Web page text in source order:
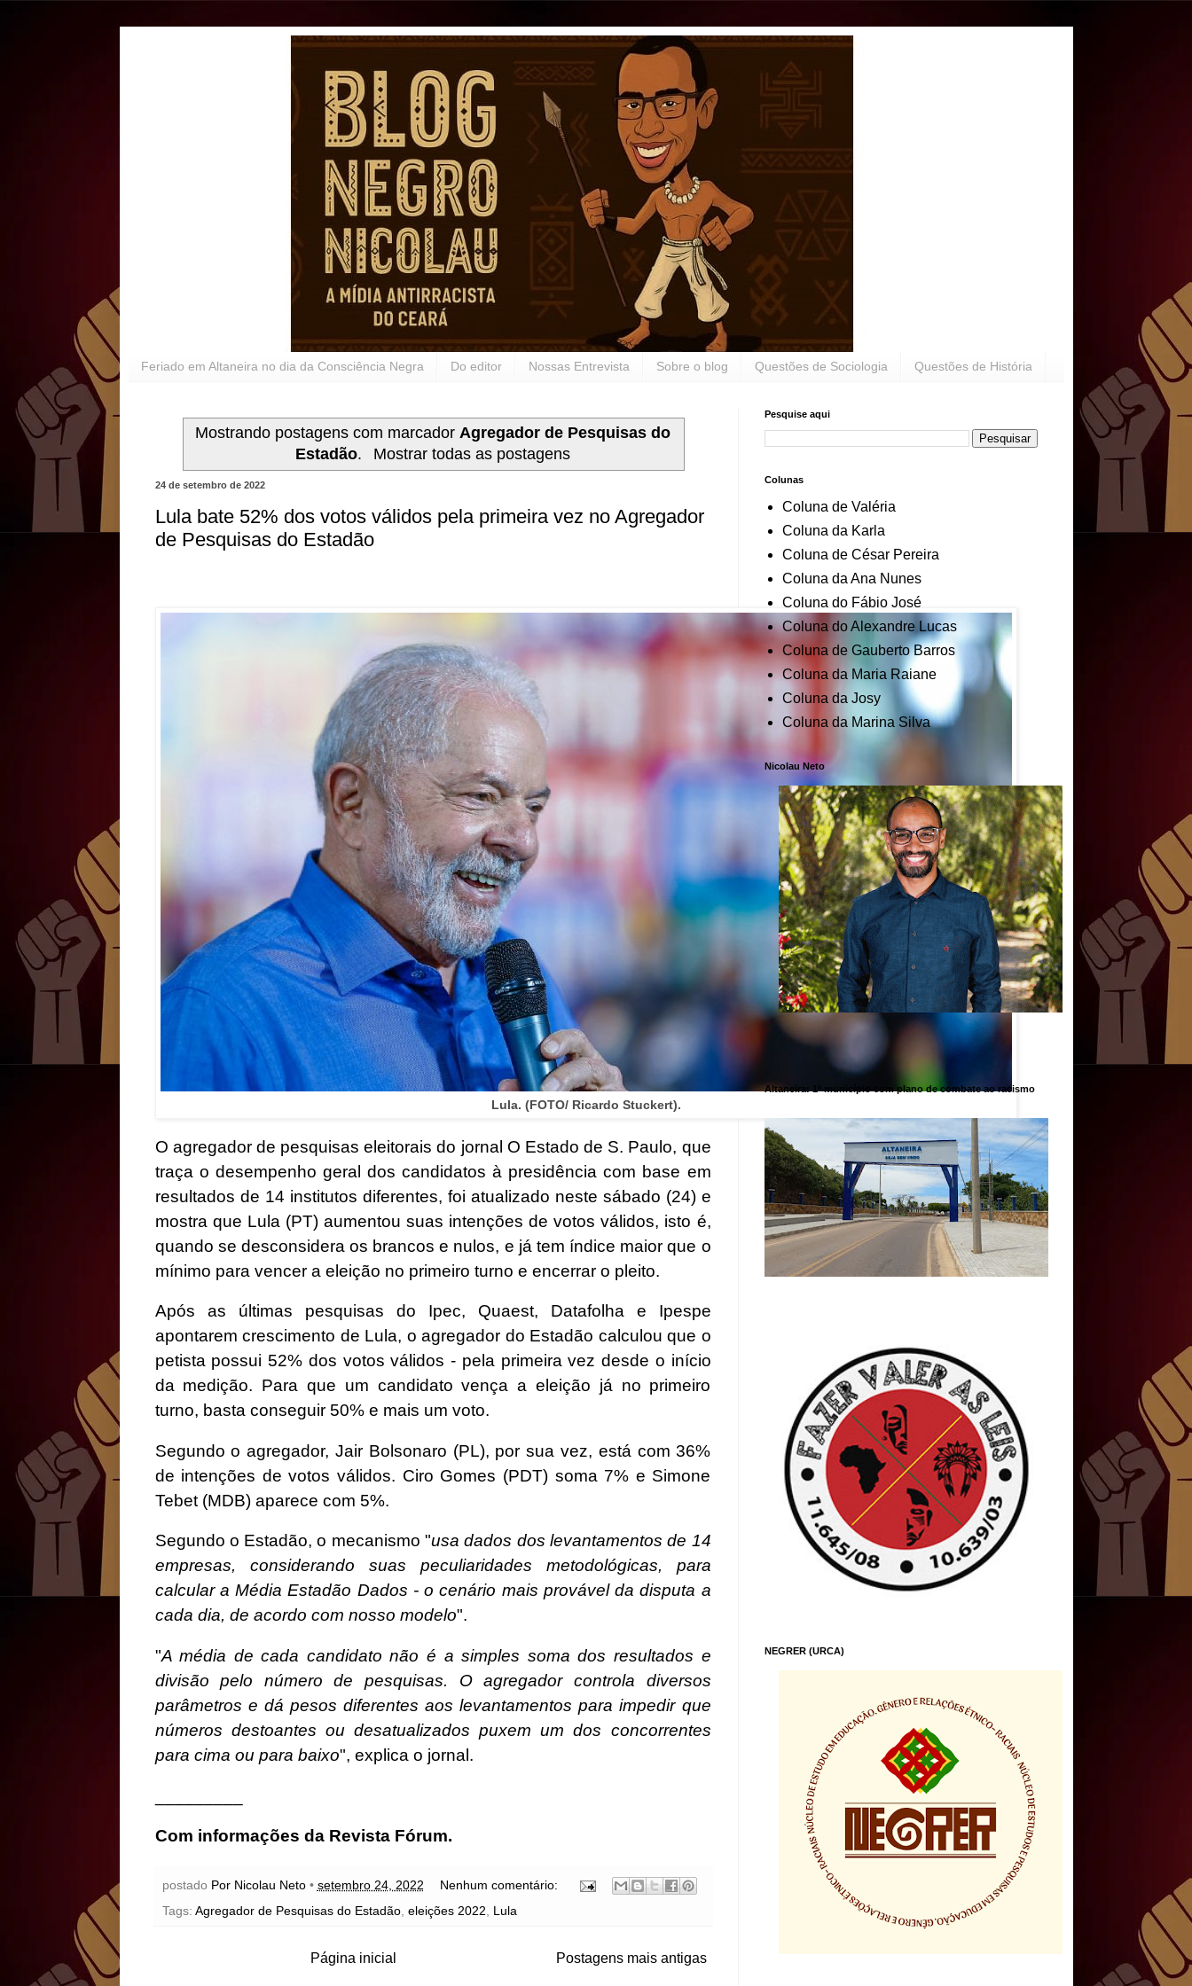
Feriado em Altaneira no dia da Consciência Negra Do editor Nossas Entrevista Sobre o blog Questões de Sociologia Questões de História
Mostrando postagens com marcador Agregador de Pesquisas do
Estadão. Mostrar todas as postagens
24 de setembro de 2022
Lula bate 52% dos votos válidos pela primeira vez no Agregador
de Pesquisas do Estadão
Lula. (FOTO/ Ricardo Stuckert).
O agregador de pesquisas eleitorais do jornal O Estado de S. Paulo, que
traça o desempenho geral dos candidatos à presidência com base em
resultados de 14 institutos diferentes, foi atualizado neste sábado (24) e
mostra que Lula (PT) aumentou suas intenções de votos válidos, isto é,
quando se desconsidera os brancos e nulos, e já tem índice maior que o
mínimo para vencer a eleição no primeiro turno e encerrar o pleito.
Após as últimas pesquisas do Ipec, Quaest, Datafolha e Ipespe
apontarem crescimento de Lula, o agregador do Estadão calculou que o
petista possui 52% dos votos válidos - pela primeira vez desde o início
da medição. Para que um candidato vença a eleição já no primeiro
turno, basta conseguir 50% e mais um voto.
Segundo o agregador, Jair Bolsonaro (PL), por sua vez, está com 36%
de intenções de votos válidos. Ciro Gomes (PDT) soma 7% e Simone
Tebet (MDB) aparece com 5%.
Segundo o Estadão, o mecanismo "usa dados dos levantamentos de 14
empresas, considerando suas peculiaridades metodológicas, para
calcular a Média Estadão Dados - o cenário mais provável da disputa a
cada dia, de acordo com nosso modelo".
"A média de cada candidato não é a simples soma dos resultados e
divisão pelo número de pesquisas. O agregador controla diversos
parâmetros e dá pesos diferentes aos levantamentos para impedir que
números destoantes ou desatualizados puxem um dos concorrentes
para cima ou para baixo", explica o jornal.
Com informações da Revista Fórum.
postado Por Nicolau Neto • setembro 24, 2022
Nenhum comentário:
Tags: Agregador de Pesquisas do Estadão, eleições 2022, Lula
Postagens mais antigas
Página inicial
Pesquise aqui
Colunas
Coluna de Valéria
Coluna da Karla
Coluna de César Pereira
Coluna da Ana Nunes
Coluna do Fábio José
Coluna do Alexandre Lucas
Coluna de Gauberto Barros
Coluna da Maria Raiane
Coluna da Josy
Coluna da Marina Silva
Nicolau Neto
Altaneira: 1º município com plano de combate ao racismo
NEGRER (URCA)